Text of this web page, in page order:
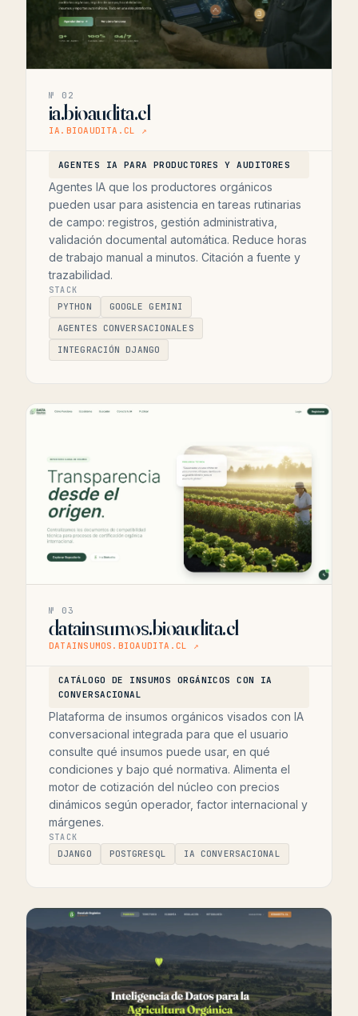
№ 02
ia.bioaudita.cl
IA.BIOAUDITA.CL ↗
AGENTES IA PARA PRODUCTORES Y AUDITORES
Agentes IA que los productores orgánicos
pueden usar para asistencia en tareas rutinarias
de campo: registros, gestión administrativa,
validación documental automática. Reduce horas
de trabajo manual a minutos. Citación a fuente y
trazabilidad.
STACK
PYTHON
GOOGLE GEMINI
AGENTES CONVERSACIONALES
INTEGRACIÓN DJANGO
№ 03
datainsumos.bioaudita.cl
DATAINSUMOS.BIOAUDITA.CL ↗
CATÁLOGO DE INSUMOS ORGÁNICOS CON IA
CONVERSACIONAL
Plataforma de insumos orgánicos visados con IA
conversacional integrada para que el usuario
consulte qué insumos puede usar, en qué
condiciones y bajo qué normativa. Alimenta el
motor de cotización del núcleo con precios
dinámicos según operador, factor internacional y
márgenes.
STACK
DJANGO POSTGRESQL IA CONVERSACIONAL